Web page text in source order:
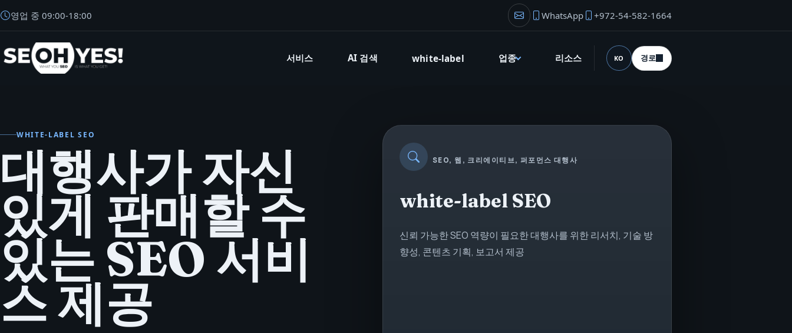
영업 중09:00-18:00 창업자 이메일
WhatsApp +972-54-582-1664
SEOH 서비스 AI 검색 white-label 업종 리소스 언어 (desktop)
KO 경로
WHITE-LABEL SEO
대행사가 자신
있게 판매할 수
있는 SEO 서비
스 제공
SEO, 웹, 크리에이티브, 퍼포먼스 대행사
white-label SEO
신뢰 가능한 SEO 역량이 필요한 대행사를 위한 리서치, 기술 방
향성, 콘텐츠 기획, 보고서 제공